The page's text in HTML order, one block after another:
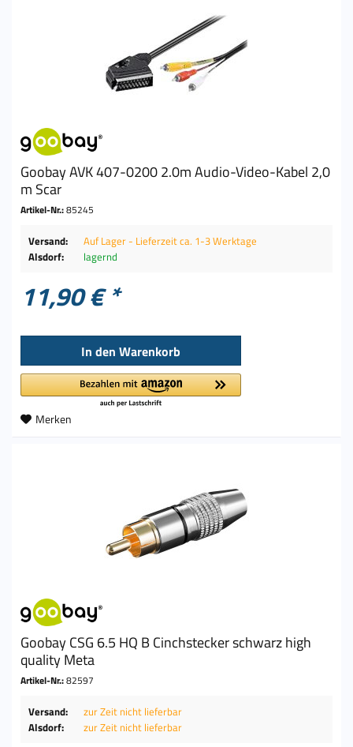
Goobay AVK 407-0200 2.0m Audio-Video-Kabel 2,0
m Scar
Artikel-Nr.:85245
Versand:
Auf Lager - Lieferzeit ca. 1-3 Werktage
Alsdorf:
lagernd
11,90 € *
In den Warenkorb
Merken
Goobay CSG 6.5 HQ B Cinchstecker schwarz high
quality Meta
Artikel-Nr.:82597
Versand:
zur Zeit nicht lieferbar
Alsdorf:
zur Zeit nicht lieferbar